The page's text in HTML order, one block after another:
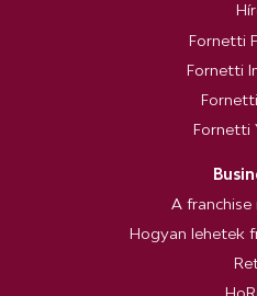
Fornetti
Fornetti
Fornetti
A franchise
Hogyan lehetek